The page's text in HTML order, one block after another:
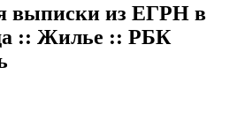
выписки из ЕГРН в
:: Жилье :: РБК